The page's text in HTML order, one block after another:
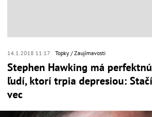
14.1.2018 11:17 Topky Zaujímavosti
Stephen Hawking má
ľudí, ktorí trpia depresiou:
vec